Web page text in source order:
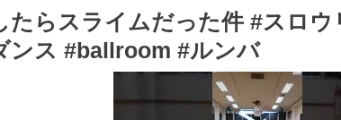
たらスライムだった件 #スロウ
ンス #ballroom #ルンバ